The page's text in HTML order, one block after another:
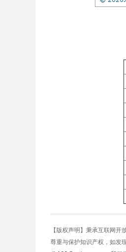
【版权声明】秉承互联网
尊重与保护知识产权，如发